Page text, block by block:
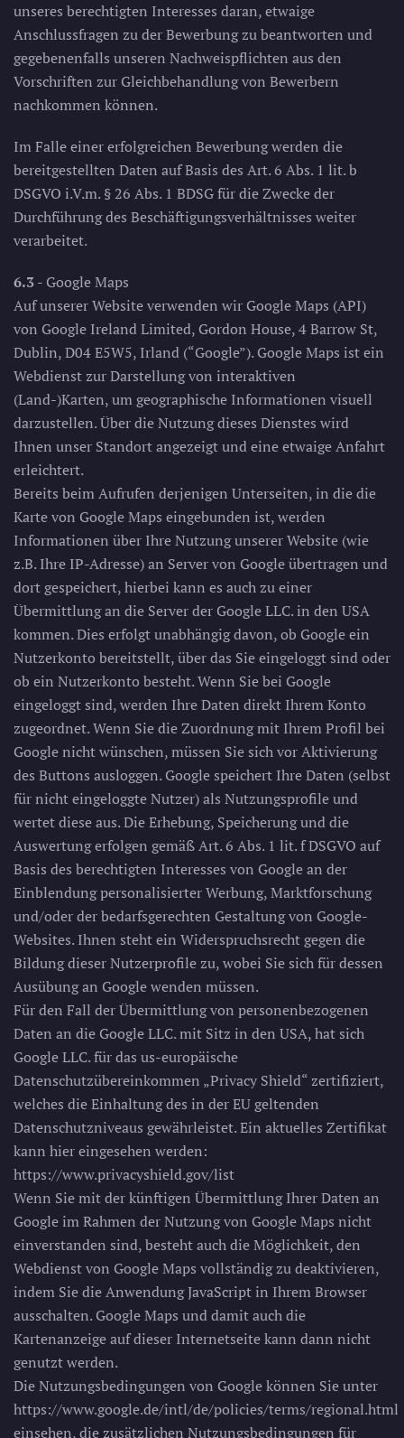
unseres berechtigten Interesses daran, etwaige
Anschlussfragen zu der Bewerbung zu beantworten und
gegebenenfalls unseren Nachweispflichten aus den
Vorschriften zur Gleichbehandlung von Bewerbern
nachkommen können.
Im Falle einer erfolgreichen Bewerbung werden die
bereitgestellten Daten auf Basis des Art. 6 Abs. 1 lit. b
DSGVO i.V.m. § 26 Abs. 1 BDSG für die Zwecke der
Durchführung des Beschäftigungsverhältnisses weiter
verarbeitet.
6.3- Google Maps
Auf unserer Website verwenden wir Google Maps (API)
von Google Ireland Limited, Gordon House, 4 Barrow St,
Dublin, D04 E5W5, Irland (“Google”). Google Maps ist ein
Webdienst zur Darstellung von interaktiven
(Land-)Karten, um geographische Informationen visuell
darzustellen. Über die Nutzung dieses Dienstes wird
Ihnen unser Standort angezeigt und eine etwaige Anfahrt
erleichtert.
Bereits beim Aufrufen derjenigen Unterseiten, in die die
Karte von Google Maps eingebunden ist, werden
Informationen über Ihre Nutzung unserer Website (wie
z.B. Ihre IP-Adresse) an Server von Google übertragen und
dort gespeichert, hierbei kann es auch zu einer
Übermittlung an die Server der Google LLC. in den USA
kommen. Dies erfolgt unabhängig davon, ob Google ein
Nutzerkonto bereitstellt, über das Sie eingeloggt sind oder
ob ein Nutzerkonto besteht. Wenn Sie bei Google
eingeloggt sind, werden Ihre Daten direkt Ihrem Konto
zugeordnet. Wenn Sie die Zuordnung mit Ihrem Profil bei
Google nicht wünschen, müssen Sie sich vor Aktivierung
des Buttons ausloggen. Google speichert Ihre Daten (selbst
für nicht eingeloggte Nutzer) als Nutzungsprofile und
wertet diese aus. Die Erhebung, Speicherung und die
Auswertung erfolgen gemäß Art. 6 Abs. 1 lit. f DSGVO auf
Basis des berechtigten Interesses von Google an der
Einblendung personalisierter Werbung, Marktforschung
und/oder der bedarfsgerechten Gestaltung von Google-
Websites. Ihnen steht ein Widerspruchsrecht gegen die
Bildung dieser Nutzerprofile zu, wobei Sie sich für dessen
Ausübung an Google wenden müssen.
Für den Fall der Übermittlung von personenbezogenen
Daten an die Google LLC. mit Sitz in den USA, hat sich
Google LLC. für das us-europäische
Datenschutzübereinkommen „Privacy Shield“ zertifiziert,
welches die Einhaltung des in der EU geltenden
Datenschutzniveaus gewährleistet. Ein aktuelles Zertifikat
kann hier eingesehen werden:
https://www.privacyshield.gov/list
Wenn Sie mit der künftigen Übermittlung Ihrer Daten an
Google im Rahmen der Nutzung von Google Maps nicht
einverstanden sind, besteht auch die Möglichkeit, den
Webdienst von Google Maps vollständig zu deaktivieren,
indem Sie die Anwendung JavaScript in Ihrem Browser
ausschalten. Google Maps und damit auch die
Kartenanzeige auf dieser Internetseite kann dann nicht
genutzt werden.
Die Nutzungsbedingungen von Google können Sie unter
https://www.google.de/intl/de/policies/terms/regional.html
einsehen, die zusätzlichen Nutzungsbedingungen für